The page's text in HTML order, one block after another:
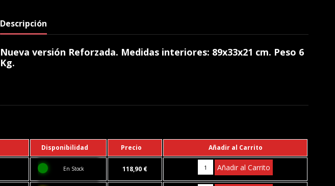
Descripción
Nueva versión Reforzada. Medidas interiores: 89x33x21 cm. Peso 6
Kg.
Disponibilidad Precio Añadir al Carrito
En Stock 118,90 € Añadir al Carrito